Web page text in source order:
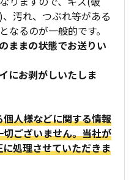
汚れ、つぶれ等がある
となるのが一般的です。
ままの状態でお送りい
にお剥がしいたしま
人様などに関する情報
ございません。当社が
処理させていただきま